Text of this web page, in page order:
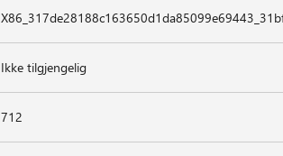
Ikke tilgjengelig
712